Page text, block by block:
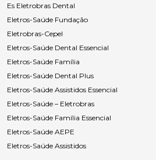
Es Eletrobras Dental
Eletros-Saúde Fundação
Eletrobras-Cepel
Eletros-Saúde Dental Essencial
Eletros-Saúde Família
Eletros-Saúde Dental Plus
Eletros-Saúde Assistidos Essencial
Eletros-Saúde – Eletrobras
Eletros-Saúde Família Essencial
Eletros-Saúde AEPE
Eletros-Saúde Assistidos